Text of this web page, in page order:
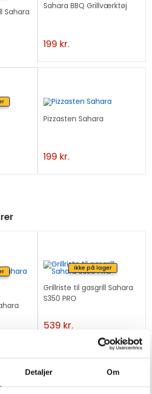
Detaljer Om
Sahara
Sahara BBQ Grillværktøj
199 kr.
Pizzasten Sahara
199 kr.
Ikke på lager
Grillriste til gasgrill Sahara
S350 PRO
539 kr.